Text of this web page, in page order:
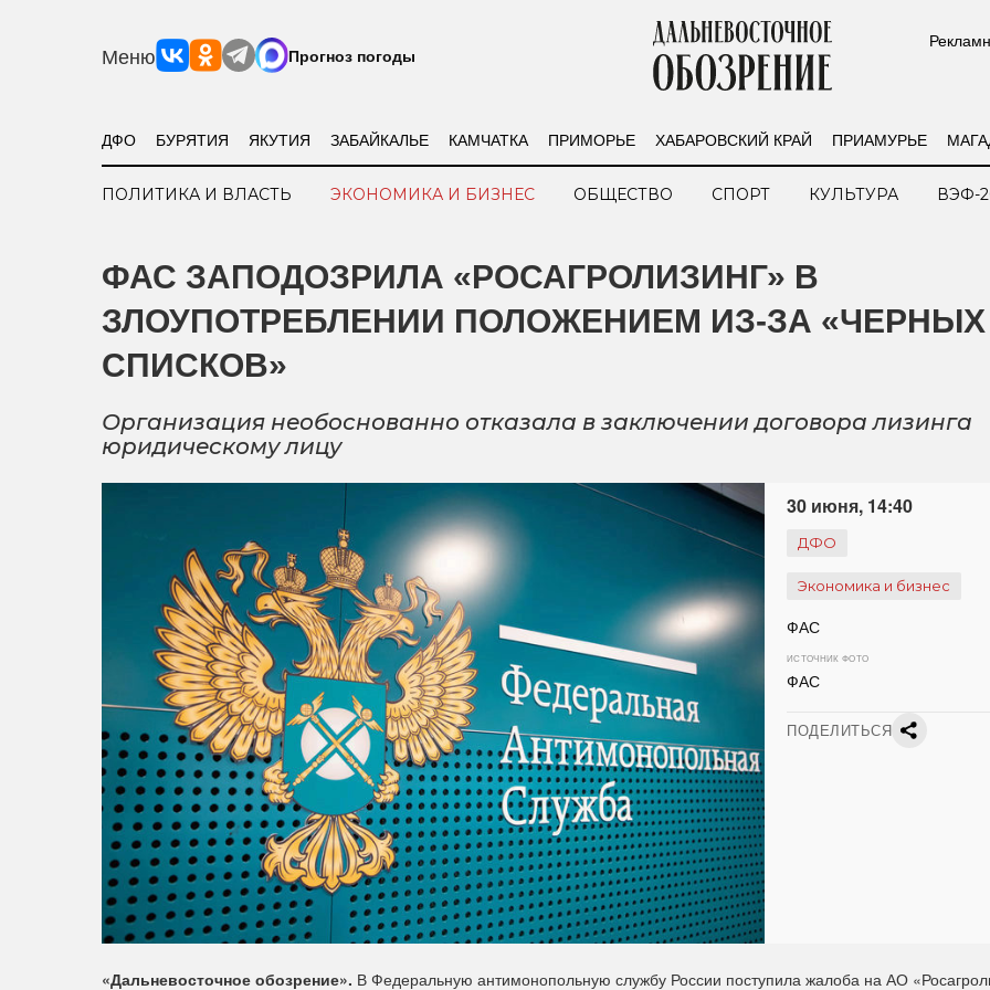
Меню Прогноз погоды
ДФО БУРЯТИЯ ЯКУТИЯ ЗАБАЙКАЛЬЕ КАМЧАТКА ПРИМОРЬЕ ХАБАРОВСКИЙ КРАЙ ПРИАМУРЬЕ
ПОЛИТИКА И ВЛАСТЬ ЭКОНОМИКА И БИЗНЕС ОБЩЕСТВО СПОРТ КУЛЬТУРА ВЭФ-
ФАС ЗАПОДОЗРИЛА «РОСАГРОЛИЗИНГ» В
ЗЛОУПОТРЕБЛЕНИИ ПОЛОЖЕНИЕМ ИЗ-ЗА «ЧЕРНЫХ
СПИСКОВ»
Организация необоснованно отказала в заключении договора лизинга
юридическому лицу
30 июня, 14:40
ДФО
Экономика и бизнес
ФАС
ИСТОЧНИК ФОТО
ФАС
ПОДЕЛИТЬСЯ
«Дальневосточное обозрение». В Федеральную антимонопольную службу России поступила жалоба на АО